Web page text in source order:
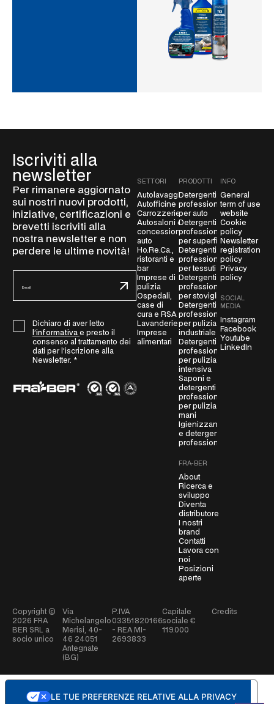
Iscriviti alla
newsletter
Per rimanere aggiornato
sui nostri nuovi prodotti,
iniziative, certificazioni e
brevetti iscriviti alla
nostra newsletter e non
perdere le ultime novità!
a
g
Dichiaro di aver letto
l’informativa e presto il
consenso al trattamento dei
dati per l’iscrizione alla
Newsletter. *
SETTORI
Autolavaggio
Autofficine
Carrozzerie
Autosaloni e
concessionarie
auto
Ho.Re.Ca.,
ristoranti e
bar
Imprese di
pulizia
Ospedali,
case di
cura e RSA
Lavanderie
Imprese
alimentari
PRODOTTI
Detergenti
professionali
per auto
Detergenti
professionali
per superfici
Detergenti
professionali
per tessuti
Detergenti
professionali
per stoviglie
Detergenti
professionali
per pulizia
industriale
Detergenti
professionali
per pulizia
intensiva
Saponi e
detergenti
professionali
per pulizia
mani
Igienizzanti
e detergenti
professionali
FRA-BER
About
Ricerca e
sviluppo
Diventa
distributore
I nostri
brand
Contatti
Lavora con
noi
Posizioni
aperte
INFO
General
term of use
website
Cookie
policy
Newsletter
registration
policy
Privacy
policy
SOCIAL
MEDIA
Instagram
Facebook
Youtube
LinkedIn
Copyright ©
2026 FRA
BER SRL a
socio unico
Via
Michelangelo
Merisi, 40-
46 24051
Antegnate
(BG)
P.IVA
03351820166
- REA MI-
2693833
Capitale
sociale €
119.000
Credits
LE TUE PREFERENZE RELATIVE ALLA PRIVACY